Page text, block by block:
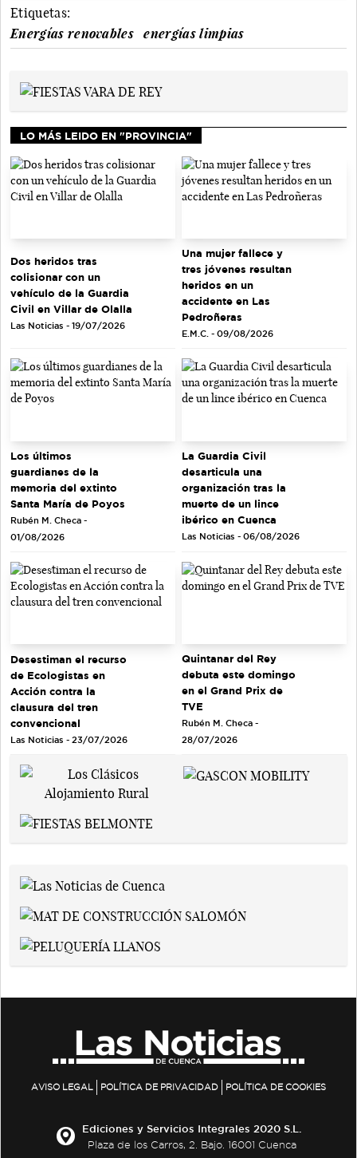
Etiquetas:
Energías renovables
energías limpias
LO MÁS LEIDO EN "PROVINCIA"
Dos heridos tras
colisionar con un
vehículo de la Guardia
Civil en Villar de Olalla
Las Noticias - 19/07/2026
Una mujer fallece y
tres jóvenes resultan
heridos en un
accidente en Las
Pedroñeras
E.M.C. - 09/08/2026
Los últimos
guardianes de la
memoria del extinto
Santa María de Poyos
Rubén M. Checa -
01/08/2026
La Guardia Civil
desarticula una
organización tras la
muerte de un lince
ibérico en Cuenca
Las Noticias - 06/08/2026
Desestiman el recurso
de Ecologistas en
Acción contra la
clausura del tren
convencional
Las Noticias - 23/07/2026
Quintanar del Rey
debuta este domingo
en el Grand Prix de
TVE
Rubén M. Checa -
28/07/2026
AVISO LEGAL POLÍTICA DE PRIVACIDAD POLÍTICA DE COOKIES
Ediciones y Servicios Integrales 2020 S.L.
Plaza de los Carros, 2. Bajo. 16001 Cuenca